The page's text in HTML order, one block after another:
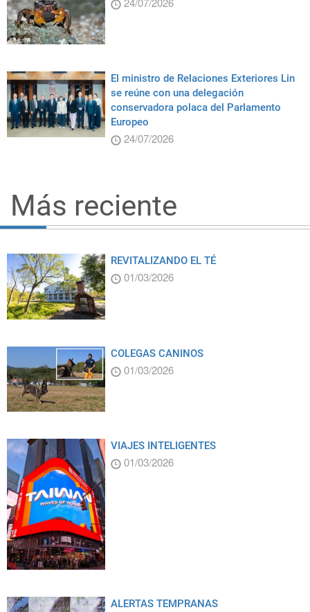
El ministro de Relaciones Exteriores Lin
se reúne con una delegación
conservadora polaca del Parlamento
Europeo
24/07/2026
Más reciente
REVITALIZANDO EL TÉ
01/03/2026
COLEGAS CANINOS
01/03/2026
VIAJES INTELIGENTES
01/03/2026
ALERTAS TEMPRANAS